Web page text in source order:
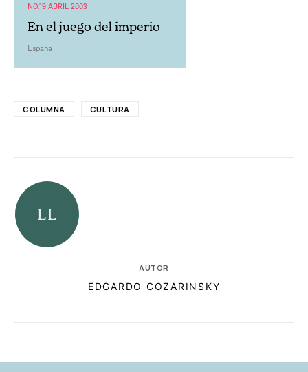
NO.19 ABRIL 2003
En el juego del imperio
España
COLUMNA CULTURA
AUTOR
EDGARDO COZARINSKY